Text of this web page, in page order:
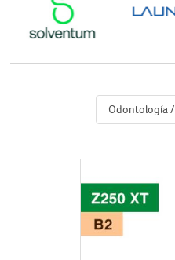
Odontología /